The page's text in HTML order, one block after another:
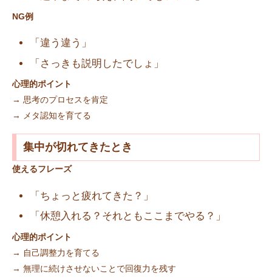
NG例
「違う違う」
「さっきも説明したでしょ」
心理的ポイント
→ 思考のプロセスを肯定
→ メタ認知を育てる
集中が切れてきたとき
使えるフレーズ
「ちょっと疲れてきた？」
「休憩入れる？それともここまでやる？」
心理的ポイント
→ 自己調整力を育てる
→ 無理に続けさせないことで回復力を残す